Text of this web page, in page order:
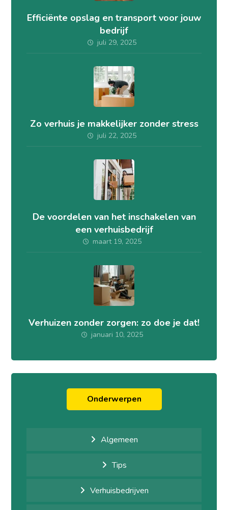
Efficiënte opslag en transport voor jouw
bedrijf
juli 29, 2025
Zo verhuis je makkelijker zonder stress
juli 22, 2025
De voordelen van het inschakelen van
een verhuisbedrijf
maart 19, 2025
Verhuizen zonder zorgen: zo doe je dat!
januari 10, 2025
Onderwerpen
Algemeen
Tips
Verhuisbedrijven